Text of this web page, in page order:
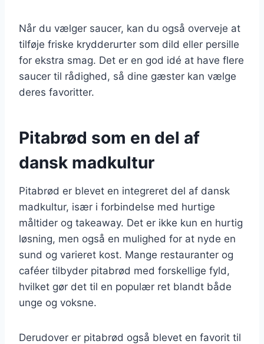
Når du vælger saucer, kan du også overveje at
tilføje friske krydderurter som dild eller persille
for ekstra smag. Det er en god idé at have flere
saucer til rådighed, så dine gæster kan vælge
deres favoritter.
Pitabrød som en del af
dansk madkultur
Pitabrød er blevet en integreret del af dansk
madkultur, især i forbindelse med hurtige
måltider og takeaway. Det er ikke kun en hurtig
løsning, men også en mulighed for at nyde en
sund og varieret kost. Mange restauranter og
caféer tilbyder pitabrød med forskellige fyld,
hvilket gør det til en populær ret blandt både
unge og voksne.
Derudover er pitabrød også blevet en favorit til